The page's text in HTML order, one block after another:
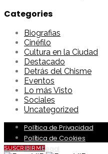
Categories
Biografias
Cinéfilo
Cultura en la Ciudad
Destacado
Detrás del Chisme
Eventos
Lo más Visto
Sociales
Uncategorized
Política de Privacidad
Política de Cookies
Aviso Legal
SUSCRIBIRME